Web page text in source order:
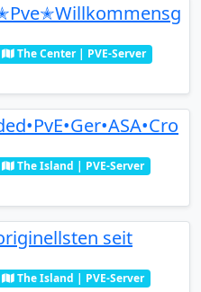
The Center | PVE-Server
The Island | PVE-Server
seit
The Island | PVE-Server